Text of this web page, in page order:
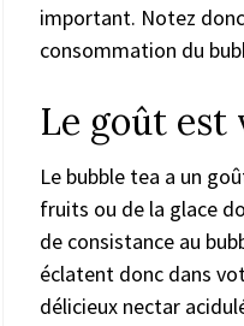
important. Notez donc
consommation du
Le goût est
Le bubble tea a un
fruits ou de la glace
de consistance au
éclatent donc dans
délicieux nectar